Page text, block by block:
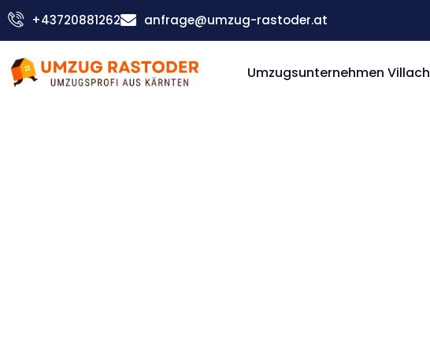
Skip
+43720881262 anfrage@umzug-rastoder.at
Umzugsunternehmen Villach